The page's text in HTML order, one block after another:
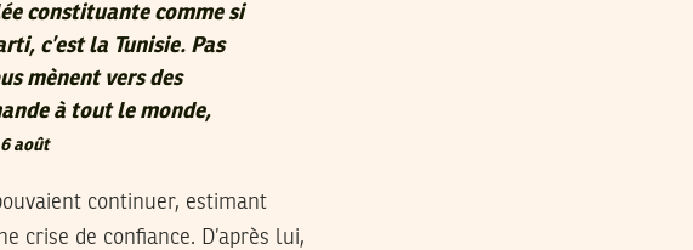
constituante comme si
c’est la Tunisie. Pas
mènent vers des
à tout le monde,
août
continuer, estimant
crise de confiance. D’après lui,